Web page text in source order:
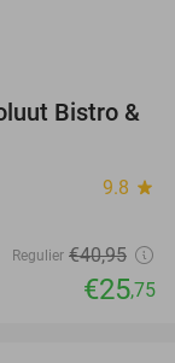
37%
Bistro &
9.8 star
Regulier €40,95
€25,75